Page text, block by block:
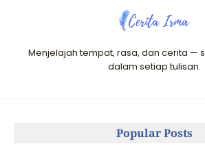
Menjelajah tempat, rasa, dan cerita —
dalam setiap tulisan.
Popular Posts